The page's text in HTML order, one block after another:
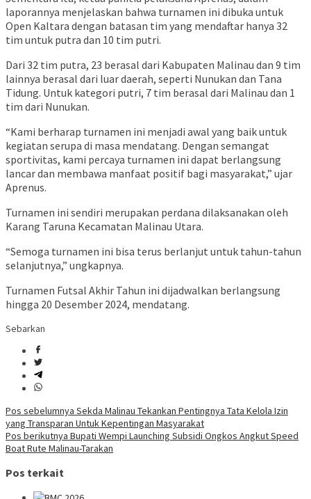
laporannya menjelaskan bahwa turnamen ini dibuka untuk
Open Kaltara dengan batasan tim yang mendaftar hanya 32
tim untuk putra dan 10 tim putri.
Dari 32 tim putra, 23 berasal dari Kabupaten Malinau dan 9 tim
lainnya berasal dari luar daerah, seperti Nunukan dan Tana
Tidung. Untuk kategori putri, 7 tim berasal dari Malinau dan 1
tim dari Nunukan.
“Kami berharap turnamen ini menjadi awal yang baik untuk
kegiatan serupa di masa mendatang. Dengan semangat
sportivitas, kami percaya turnamen ini dapat berlangsung
lancar dan membawa manfaat positif bagi masyarakat,” ujar
Aprenus.
Turnamen ini sendiri merupakan perdana dilaksanakan oleh
Karang Taruna Kecamatan Malinau Utara.
“Semoga turnamen ini bisa terus berlanjut untuk tahun-tahun
selanjutnya,” ungkapnya.
Turnamen Futsal Akhir Tahun ini dijadwalkan berlangsung
hingga 20 Desember 2024, mendatang.
Sebarkan
Navigasi
pos
Pos sebelumnya Sekda Malinau Tekankan Pentingnya Tata Kelola Izin
yang Transparan Untuk Kepentingan Masyarakat
Pos berikutnya Bupati Wempi Launching Subsidi Ongkos Angkut Speed
Boat Rute Malinau-Tarakan
Pos terkait